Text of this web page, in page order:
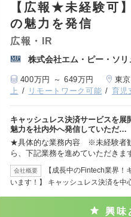
【広報★未経験可
の魅力を発信
広報・IR
株式会社エム・ピー・ソリ
400万円 ～ 649万円 東
上
リモートワーク可能 育児
キャッシュレス決済サービスを
魅力を社内外へ発信していただ…
★具体的な業務内容 ※未経験者
ら、下記業務を進めていただきま
会社概要
【成長中のFintech業界
います！】 キャッシュレス決済を
興味